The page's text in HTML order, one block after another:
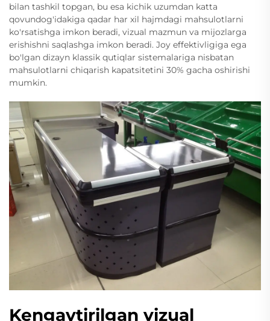
bilan tashkil topgan, bu esa kichik uzumdan katta
qovundog'idakiga qadar har xil hajmdagi mahsulotlarni
ko'rsatishga imkon beradi, vizual mazmun va mijozlarga
erishishni saqlashga imkon beradi. Joy effektivligiga ega
bo'lgan dizayn klassik qutiqlar sistemalariga nisbatan
mahsulotlarni chiqarish kapatsitetini 30% gacha oshirishi
mumkin.
Kengaytirilgan vizual